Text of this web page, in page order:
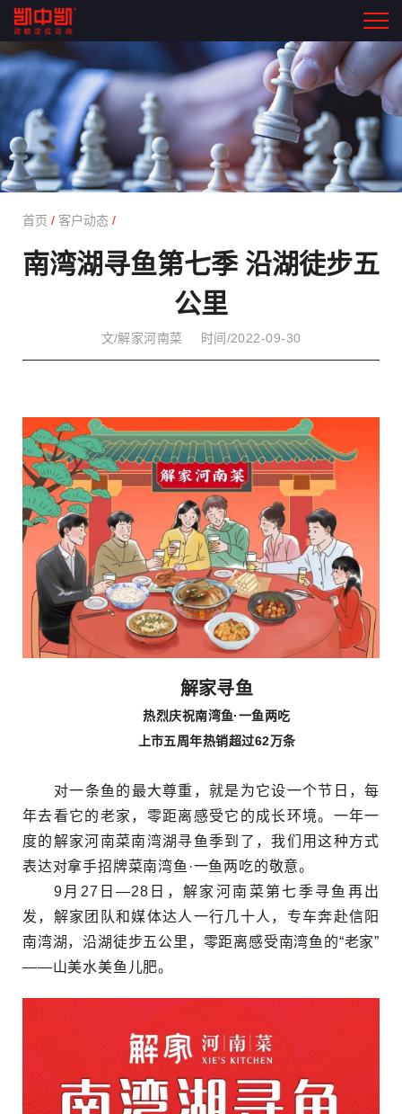
首页 / 客户动态 /
南湾湖寻鱼第七季 沿湖徒步五
公里
文/解家河南菜 时间/2022-09-30
解家寻鱼
热烈庆祝南湾鱼·一鱼两吃
上市五周年热销超过62万条
对一条鱼的最大尊重，就是为它设一个节日，每
年去看它的老家，零距离感受它的成长环境。一年一
度的解家河南菜南湾湖寻鱼季到了，我们用这种方式
表达对拿手招牌菜南湾鱼·一鱼两吃的敬意。
9月27日—28日，解家河南菜第七季寻鱼再出
发，解家团队和媒体达人一行几十人，专车奔赴信阳
南湾湖，沿湖徒步五公里，零距离感受南湾鱼的“老家”
——山美水美鱼儿肥。